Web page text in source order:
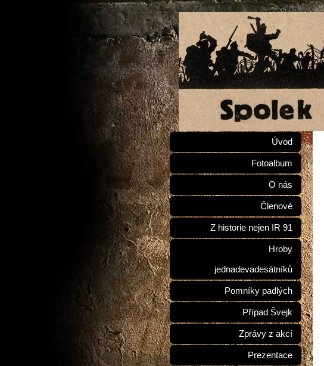
Úvod
Fotoalbum
O nás
Členové
Z historie nejen IR 91
Hroby
jednadevadesátníků
Pomníky padlých
Případ Švejk
Zprávy z akcí
Prezentace